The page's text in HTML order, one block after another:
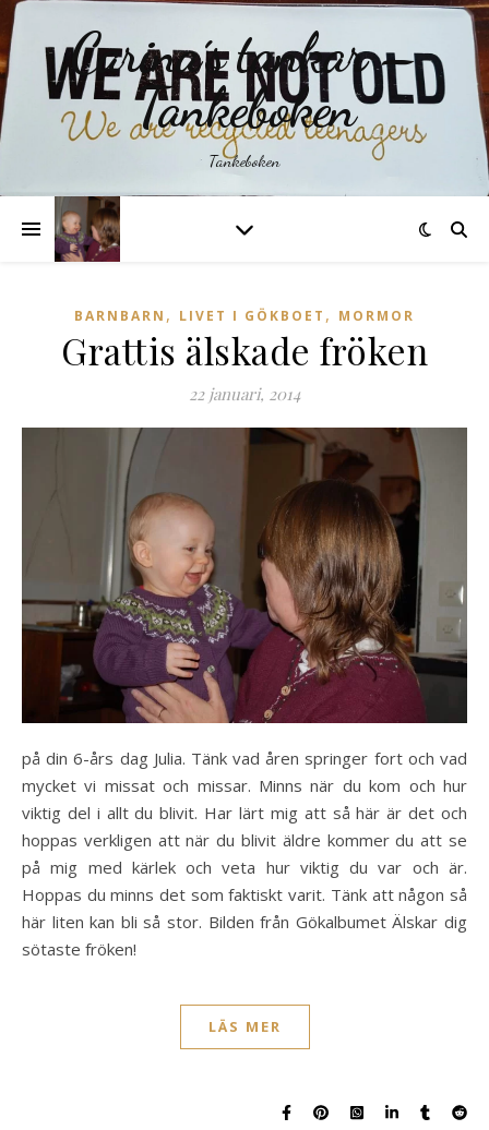
Carina´s tankar –
Tankeboken
Tankeboken
BARNBARN , LIVET I GÖKBOET , MORMOR
Grattis älskade fröken
22 januari, 2014
på din 6-års dag Julia. Tänk vad åren springer fort och vad
mycket vi missat och missar. Minns när du kom och hur
viktig del i allt du blivit. Har lärt mig att så här är det och
hoppas verkligen att när du blivit äldre kommer du att se
på mig med kärlek och veta hur viktig du var och är.
Hoppas du minns det som faktiskt varit. Tänk att någon så
här liten kan bli så stor. Bilden från Gökalbumet Älskar dig
sötaste fröken!
LÄS MER